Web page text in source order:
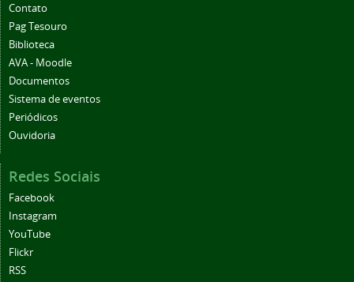
Contato
Pag Tesouro
Biblioteca
AVA - Moodle
Documentos
Sistema de eventos
Periódicos
Ouvidoria
Redes Sociais
Facebook
Instagram
YouTube
Flickr
RSS